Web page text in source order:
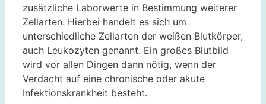
zusätzliche Laborwerte in Bestimmung weiterer
Zellarten. Hierbei handelt es sich um
unterschiedliche Zellarten der weißen Blutkörper,
auch Leukozyten genannt. Ein großes Blutbild
wird vor allen Dingen dann nötig, wenn der
Verdacht auf eine chronische oder akute
Infektionskrankheit besteht.